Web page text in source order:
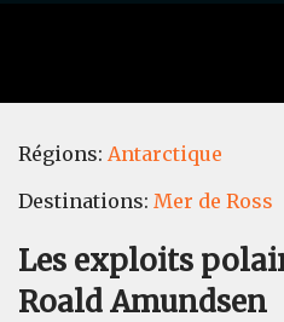
Régions: Antarctique
Destinations: Mer de Ross
Les exploits
Roald Amundsen